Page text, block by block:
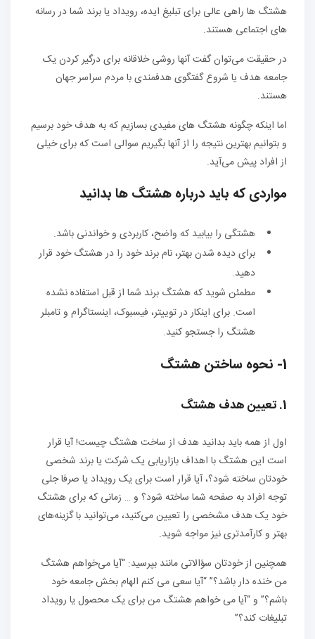
هشتگ ها راهی عالی برای تبلیغ ایده، رویداد یا برند شما در رسانه
های اجتماعی هستند.
در حقیقت می‌توان گفت آنها روشی خلاقانه برای درگیر کردن یک
جامعه هدف یا شروع گفتگوی هدفمندی با مردم سراسر جهان
هستند.
اما اینکه چگونه هشتگ های مفیدی بسازیم که به هدف خود برسیم
و بتوانیم بهترین نتیجه را از آنها بگیریم سوالی است که برای خیلی
از افراد پیش می‌آید.
مواردی که باید درباره هشتگ ها بدانید
هشتگی را بیابید که واضح، کاربردی و خواندنی باشد.
برای دیده شدن بهتر، نام برند خود را در هشتگ خود قرار
دهید.
مطمئن شوید که هشتگ برند شما از قبل استفاده نشده
است. برای اینکار در توییتر، فیسبوک، اینستاگرام و تامبلر
هشتگ را جستجو کنید.
1- نحوه ساختن هشتگ
1. تعیین هدف هشتگ
اول از همه باید بدانید هدف از ساخت هشتگ چیست! آیا قرار
است این هشتگ با اهداف بازاریابی یک شرکت یا برند شخصی
خودتان ساخته شود؟، آیا قرار است برای یک رویداد یا صرفا جلی
توجه افراد به صفحه شما ساخته شود؟ و … زمانی که برای هشتگ
خود یک هدف مشخصی را تعیین می‌کنید، می‌توانید با گزینه‌های
بهتر و کارآمدتری نیز مواجه شوید.
همچنین از خودتان سؤالاتی مانند بپرسید: “آیا می‌خواهم هشتگ
من خنده دار باشد؟” “آیا سعی می کنم الهام بخش جامعه خود
باشم؟” و “آیا می خواهم هشتگ من برای یک محصول یا رویداد
تبلیغات کند؟”